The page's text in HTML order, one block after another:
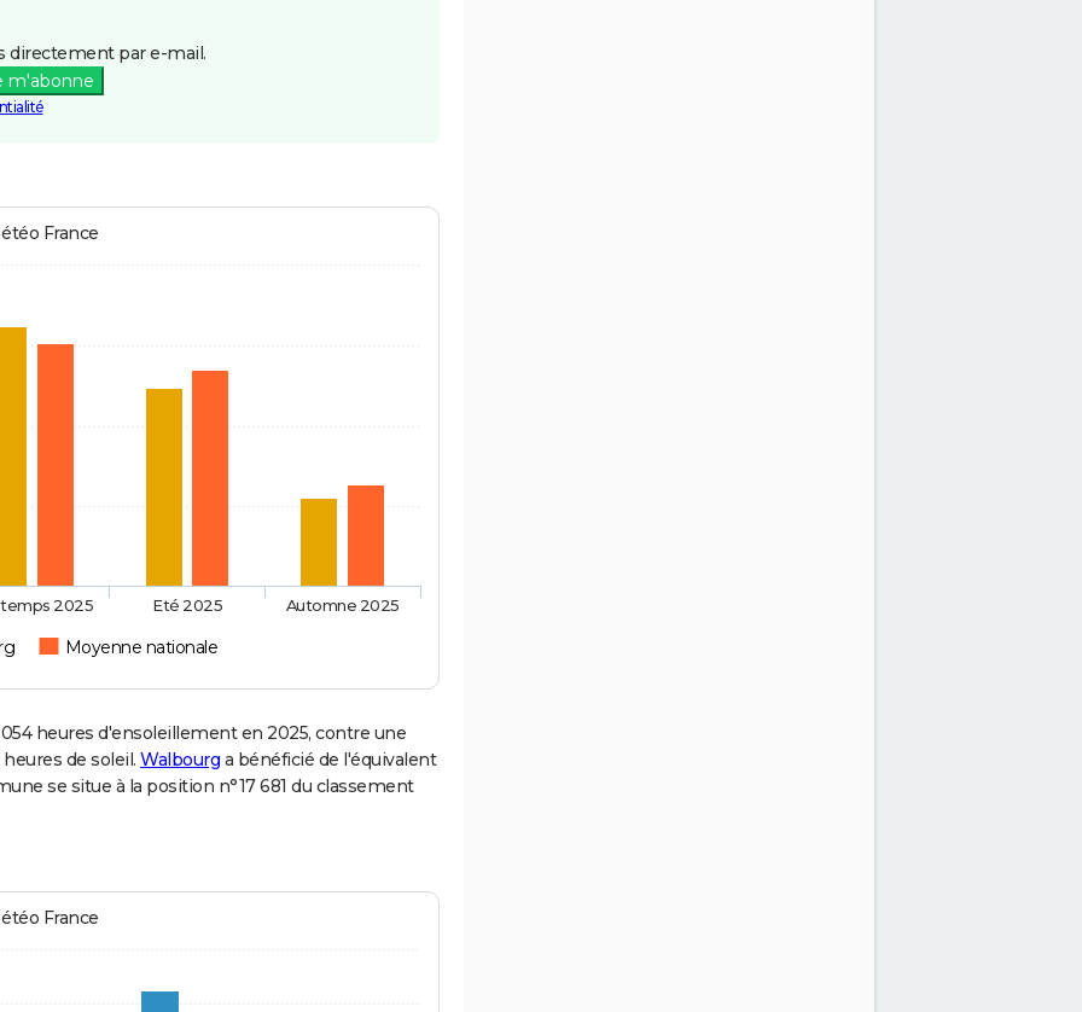
directement par e-mail.
m'abonne
France
Moyenne nationale
2025 Eté 2025 Automne 2025
heures d'ensoleillement en 2025, contre une
de soleil. Walbourg a bénéficié de l'équivalent
se situe à la position n°17 681 du classement
France